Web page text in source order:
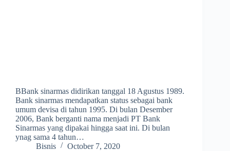
BBank sinarmas didirikan tanggal 18 Agustus 1989.
Bank sinarmas mendapatkan status sebagai bank
umum devisa di tahun 1995. Di bulan Desember
2006, Bank berganti nama menjadi PT Bank
Sinarmas yang dipakai hingga saat ini. Di bulan
ynag sama 4 tahun…
Bisnis
October 7, 2020